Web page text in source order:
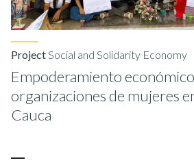
ProjectSocial and Solidarity Economy
Empoderamiento
organizaciones de mujeres
Cauca